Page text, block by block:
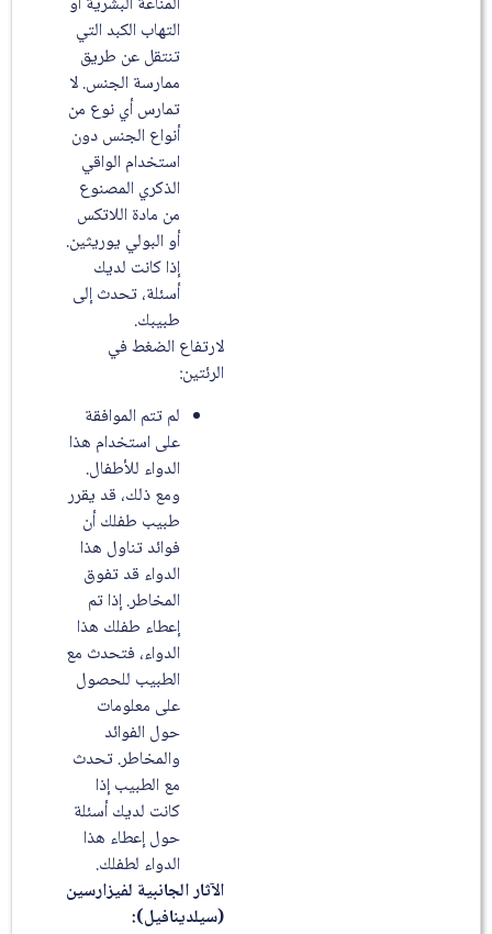
التهاب الكبد التي
تنتقل عن طريق
ممارسة الجنس. لا
تمارس أي نوع من
أنواع الجنس دون
استخدام الواقي
الذكري المصنوع
من مادة اللاتكس
أو البولي يوريثين.
إذا كانت لديك
أسئلة، تحدث إلى
طبيبك.
لارتفاع الضغط في
الرئتين:
لم تتم الموافقة
على استخدام هذا
الدواء للأطفال.
ومع ذلك، قد يقرر
طبيب طفلك أن
فوائد تناول هذا
الدواء قد تفوق
المخاطر. إذا تم
إعطاء طفلك هذا
الدواء، فتحدث مع
الطبيب للحصول
على معلومات
حول الفوائد
والمخاطر. تحدث
مع الطبيب إذا
كانت لديك أسئلة
حول إعطاء هذا
الدواء لطفلك.
الآثار الجانبية لفيزارسين
(سيلدينافيل):